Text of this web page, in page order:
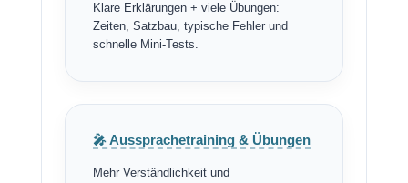
Klare Erklärungen + viele Übungen:
Zeiten, Satzbau, typische Fehler und
schnelle Mini-Tests.
🎤 Aussprachetraining & Übungen
Mehr Verständlichkeit und